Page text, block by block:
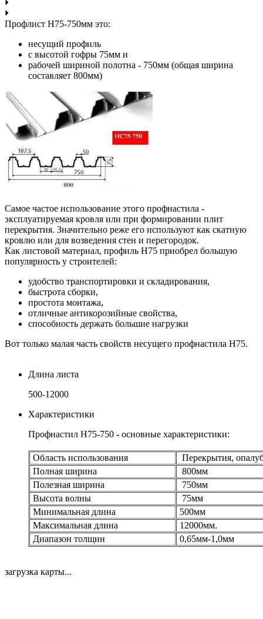
Профлист Н75-750мм это:
несущий профиль
с высотой гофры 75мм и
рабочей шириной полотна - 750мм (общая ширина
составляет 800мм)
Самое частое использование этого профнастила -
эксплуатируемая кровля или при формировании плит
перекрытия. Значительно реже его используют как скатную
кровлю или для возведения стен и перегородок.
Как листовой материал, профиль Н75 приобрел большую
популярность у строителей:
удобство транспортировки и складирования,
быстрота сборки,
простота монтажа,
отличные антикорозийные свойства,
способность держать большие нагрузки
Вот только малая часть свойств несущего профнастила Н75.
Длина листа
500-12000
Характеристики
Профнастил Н75-750 - основные характеристики:
Область использования
Перекрытия,
Полная ширина
800мм
Полезная ширина
750мм
Высота волны
75мм
Минимальная длина
500мм
Максимальная длина
12000мм.
Диапазон толщин
0,65мм-1,0мм
загрузка карты...